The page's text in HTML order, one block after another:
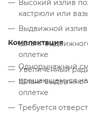
Высокий излив
кастрюли или
Выдвижной излив
Шланг
оплетке
Увеличенный
вращающемуся
Комплектация
Однорычажный
Шланг
оплетке
Требуется